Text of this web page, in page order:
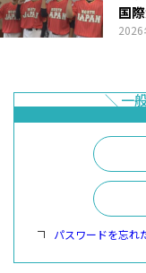
2026
国
パスワードを忘れ